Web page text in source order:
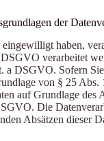
der
haben,
verarbeitet
a DSGVO. Sofern
von § 25
auf Grundlage
Die
Absätzen dieser